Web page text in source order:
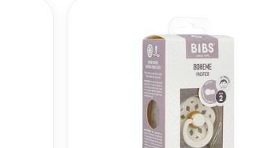
et maximales du prix.